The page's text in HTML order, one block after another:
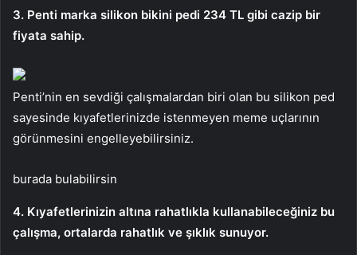
3. Penti marka silikon bikini pedi 234 TL gibi cazip bir
fiyata sahip.
Penti’nin en sevdiği çalışmalardan biri olan bu silikon ped
sayesinde kıyafetlerinizde istenmeyen meme uçlarının
görünmesini engelleyebilirsiniz.
burada bulabilirsin
4. Kıyafetlerinizin altına rahatlıkla kullanabileceğiniz bu
çalışma, ortalarda rahatlık ve şıklık sunuyor.